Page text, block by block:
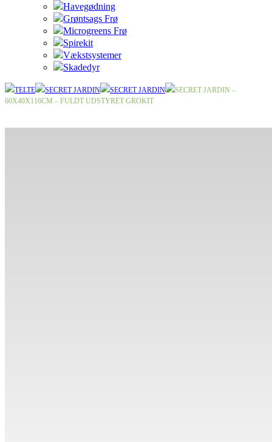
Havegødning
Grøntsags Frø
Microgreens Frø
Spirekit
Vækstsystemer
Skadedyr
TELTE SECRET JARDIN SECRET JARDIN
SECRET JARDIN –
60X40X116CM – FULDT UDSTYRET GROKIT